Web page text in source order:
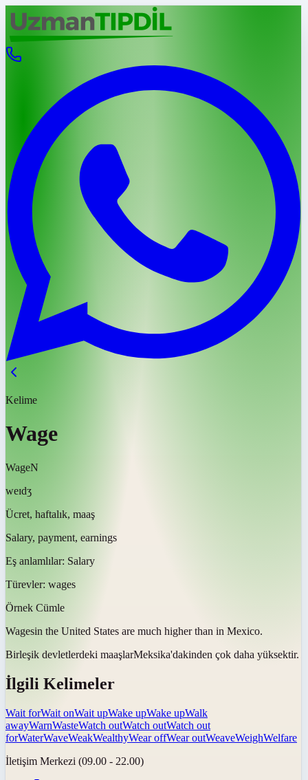
Kelime
Wage
WageN
weɪdʒ
Ücret, haftalık, maaş
Salary, payment, earnings
Eş anlamlılar: Salary
Türevler: wages
Örnek Cümle
Wagesin the United States are much higher than in Mexico.
Birleşik devletlerdeki maaşlarMeksika'dakinden çok daha yüksektir.
İlgili Kelimeler
Wait forWait onWait upWake upWake upWalk
awayWarnWasteWatch outWatch outWatch out
forWaterWaveWeakWealthyWear offWear outWeaveWeighWelfare
İletişim Merkezi (09.00 - 22.00)